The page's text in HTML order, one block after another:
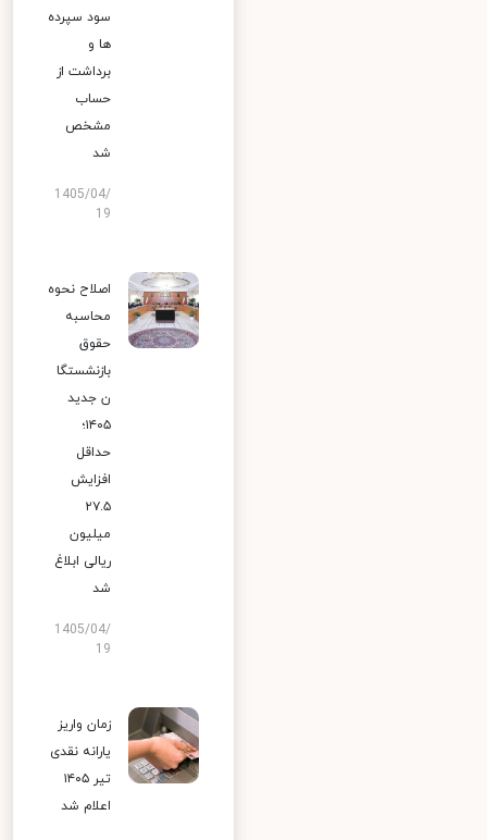
سود سپرده
ها و
برداشت از
حساب
مشخص
شد
1405/04/
19
اصلاح نحوه
محاسبه
حقوق
بازنشستگا
ن جدید
۱۴۰۵؛
حداقل
افزایش
۲۷.۵
میلیون
ریالی ابلاغ
شد
1405/04/
19
زمان واریز
یارانه نقدی
تیر ۱۴۰۵
اعلام شد